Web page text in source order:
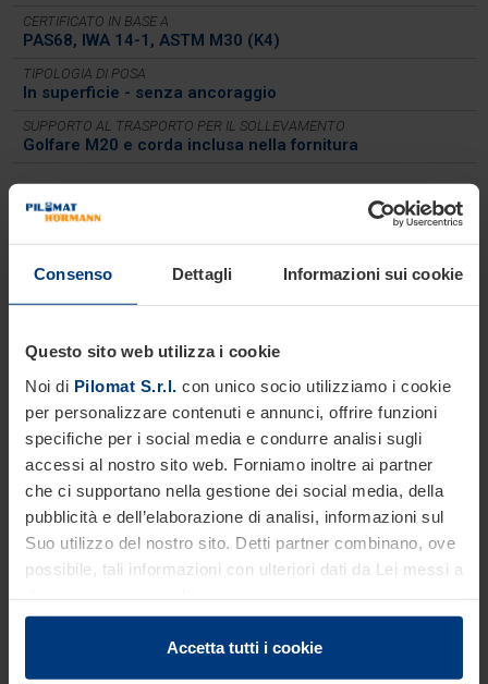
Consenso Dettagli Informazioni sui cookie
Questo sito web utilizza i cookie
Noi di Pilomat S.r.l. con unico socio utilizziamo i cookie
per personalizzare contenuti e annunci, offrire funzioni
specifiche per i social media e condurre analisi sugli
accessi al nostro sito web. Forniamo inoltre ai partner
che ci supportano nella gestione dei social media, della
pubblicità e dell’elaborazione di analisi, informazioni sul
Suo utilizzo del nostro sito. Detti partner combinano, ove
possibile, tali informazioni con ulteriori dati da Lei messi a
con il Suo impiego dei servizi offerti.
Le disposizioni di legge ci autorizzano a salvare i cookie
sul Suo dispositivo in tutti quei casi in cui essi sono
Accetta tutti i cookie
CERTIFICATO IN BASE A
PAS68, IWA 14-1, ASTM M30 (K4)
TIPOLOGIA DI POSA
In superficie - senza ancoraggio
SUPPORTO AL TRASPORTO PER IL SOLLEVAMENTO
Golfare M20 e corda inclusa nella fornitura
Dimensionali